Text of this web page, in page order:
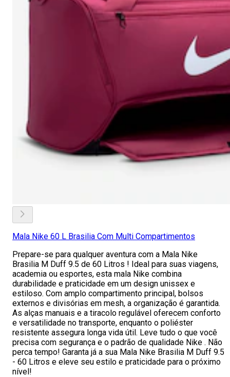
Mala Nike 60 L Brasilia Com Multi Compartimentos
Prepare-se para qualquer aventura com a Mala Nike
Brasilia M Duff 9.5 de 60 Litros ! Ideal para suas viagens,
academia ou esportes, esta mala Nike combina
durabilidade e praticidade em um design unissex e
estiloso. Com amplo compartimento principal, bolsos
externos e divisórias em mesh, a organização é garantida.
As alças manuais e a tiracolo regulável oferecem conforto
e versatilidade no transporte, enquanto o poliéster
resistente assegura longa vida útil. Leve tudo o que você
precisa com segurança e o padrão de qualidade Nike . Não
perca tempo! Garanta já a sua Mala Nike Brasilia M Duff 9.5
- 60 Litros e eleve seu estilo e praticidade para o próximo
nível!